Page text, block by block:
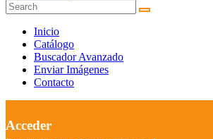
Inicio
Catálogo
Buscador Avanzado
Enviar Imágenes
Contacto
Acceder